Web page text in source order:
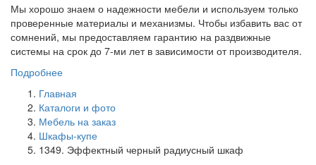
Мы хорошо знаем о надежности мебели и используем только
проверенные материалы и механизмы. Чтобы избавить вас от
сомнений, мы предоставляем гарантию на раздвижные
системы на срок до 7-ми лет в зависимости от производителя.
Подробнее
Главная
Каталоги и фото
Мебель на заказ
Шкафы-купе
1349. Эффектный черный радиусный шкаф